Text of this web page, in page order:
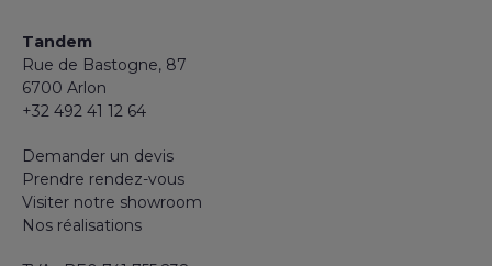
Tandem
Rue de Bastogne, 87
6700 Arlon
+32 492 41 12 64
Demander un devis
Prendre rendez-vous
Visiter notre showroom
Nos réalisations